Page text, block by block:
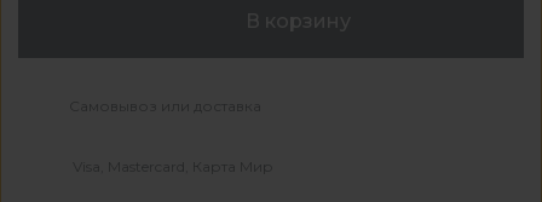
В корзину
Самовывоз или доставка
Visa, Mastercard, Карта Мир